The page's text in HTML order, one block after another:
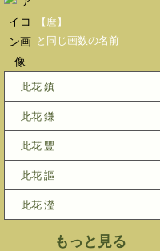
【麿】
と同じ画数の名前
此花 鎮
此花 鎌
此花 豐
此花 謳
此花 瀅
もっと見る